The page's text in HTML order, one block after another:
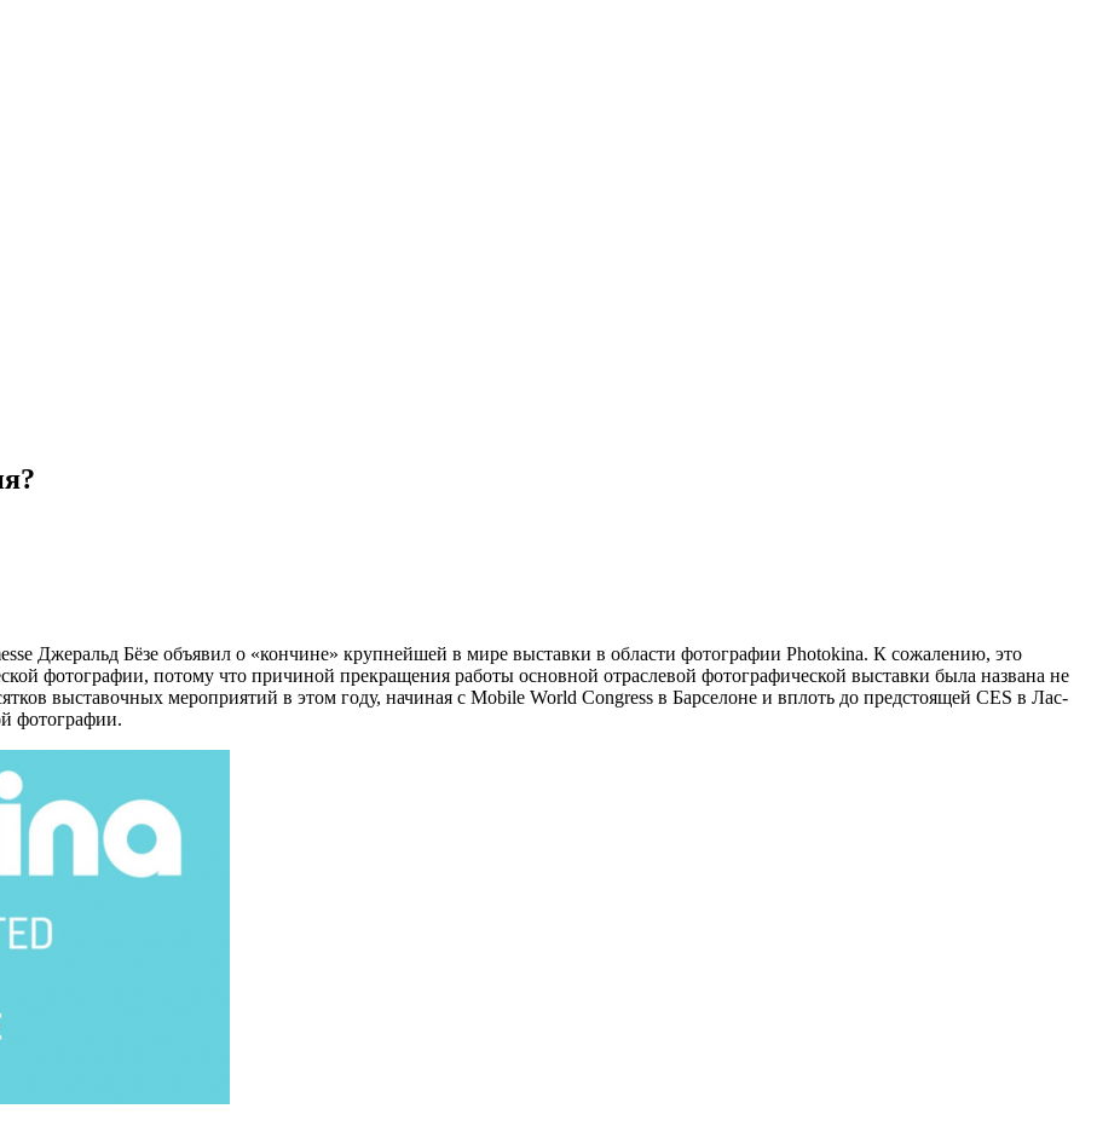
Джеральд Бёзе объявил о «кончине» крупнейшей в мире выставки в области фотографии Photokina. К сожалению, это
фотографии, потому что причиной прекращения работы основной отраслевой фотографической выставки была названа не
выставочных мероприятий в этом году, начиная с Mobile World Congress в Барселоне и вплоть до предстоящей CES в Лас-
фотографии.